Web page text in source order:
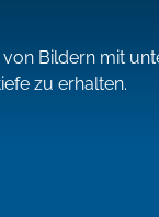
von Bildern mit
zu erhalten.